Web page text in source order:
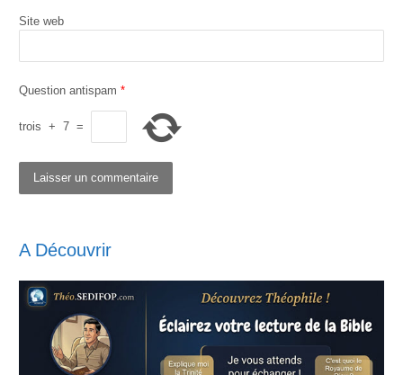
Site web
Question antispam *
trois + 7 =
A Découvrir